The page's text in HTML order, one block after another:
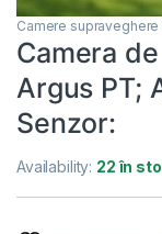
Camere supraveghere
Camera
Argus PT;
Senzor:
Availability: 22 în